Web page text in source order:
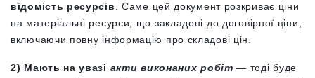
відомість ресурсів
. Саме цей документ розкриває ціни
на матеріальні ресурси, що закладені до договірної ціни,
включаючи повну інформацію про складові цін.
2) Мають на увазі акти виконаних робіт — тоді буде